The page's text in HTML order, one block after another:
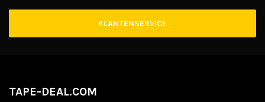
KLANTENSERVICE
TAPE-DEAL.COM